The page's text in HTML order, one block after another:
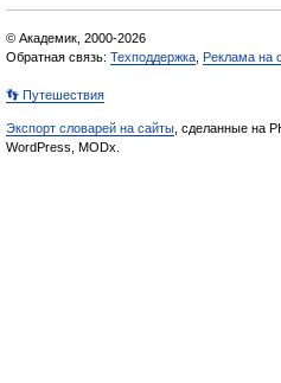
© Академик, 2000-2026
Обратная связь: Техподдержка Реклама на
👣 Путешествия
Экспорт словарей на сайты , сделанные на
WordPress, MODx.